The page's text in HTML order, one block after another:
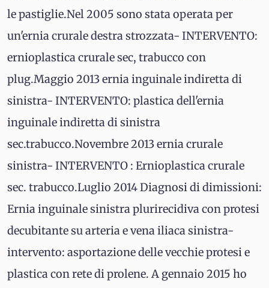
le pastiglie.Nel 2005 sono stata operata per
un'ernia crurale destra strozzata- INTERVENTO:
ernioplastica crurale sec, trabucco con
plug.Maggio 2013 ernia inguinale indiretta di
sinistra- INTERVENTO: plastica dell'ernia
inguinale indiretta di sinistra
sec.trabucco.Novembre 2013 ernia crurale
sinistra- INTERVENTO : Ernioplastica crurale
sec. trabucco.Luglio 2014 Diagnosi di dimissioni:
Ernia inguinale sinistra plurirecidiva con protesi
decubitante su arteria e vena iliaca sinistra-
intervento: asportazione delle vecchie protesi e
plastica con rete di prolene. A gennaio 2015 ho